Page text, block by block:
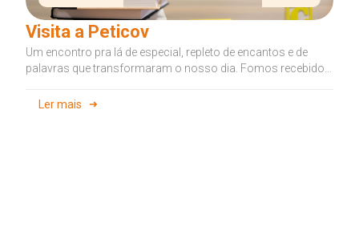
Visita a Peticov
Um encontro pra lá de especial, repleto de encantos e de
palavras que transformaram o nosso dia. Fomos recebidos
Ler mais